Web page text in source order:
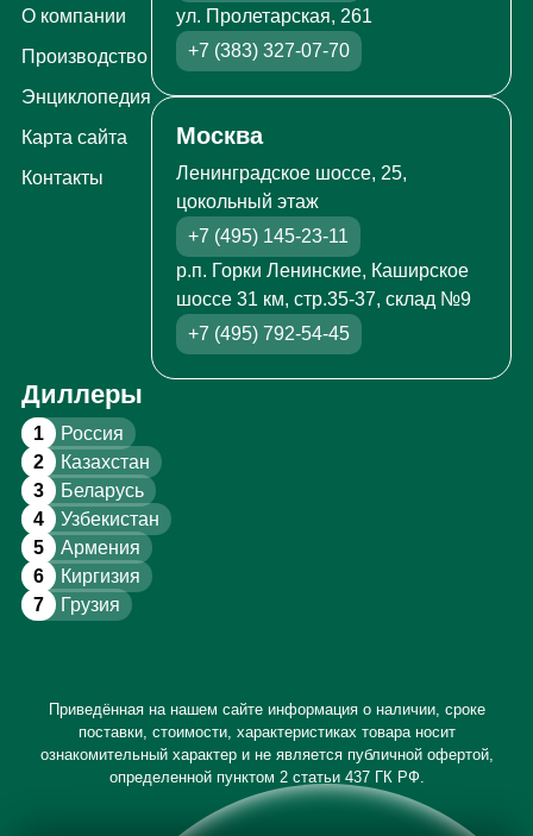
О компании
Производство
Энциклопедия
Карта сайта
Контакты
ул. Пролетарская, 261
+7 (383) 327-07-70
Москва
Ленинградское шоссе, 25,
цокольный этаж
+7 (495) 145-23-11
р.п. Горки Ленинские, Каширское
шоссе 31 км, стр.35-37, склад №9
+7 (495) 792-54-45
Диллеры
1 Россия
2 Казахстан
3 Беларусь
4 Узбекистан
5 Армения
6 Киргизия
7 Грузия
Приведённая на нашем сайте информация о наличии, сроке
поставки, стоимости, характеристиках товара носит
ознакомительный характер и не является публичной офертой,
определенной пунктом 2 статьи 437 ГК РФ.